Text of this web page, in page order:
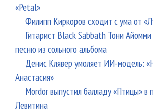
«Petal»
Филипп Киркоров сходит с ума от
Гитарист Black Sabbath Тони
песню из сольного альбома
Денис Клявер умоляет ИИ-модель:
Анастасия»
Mordor выпустил балладу «Птицы» в
Левитина